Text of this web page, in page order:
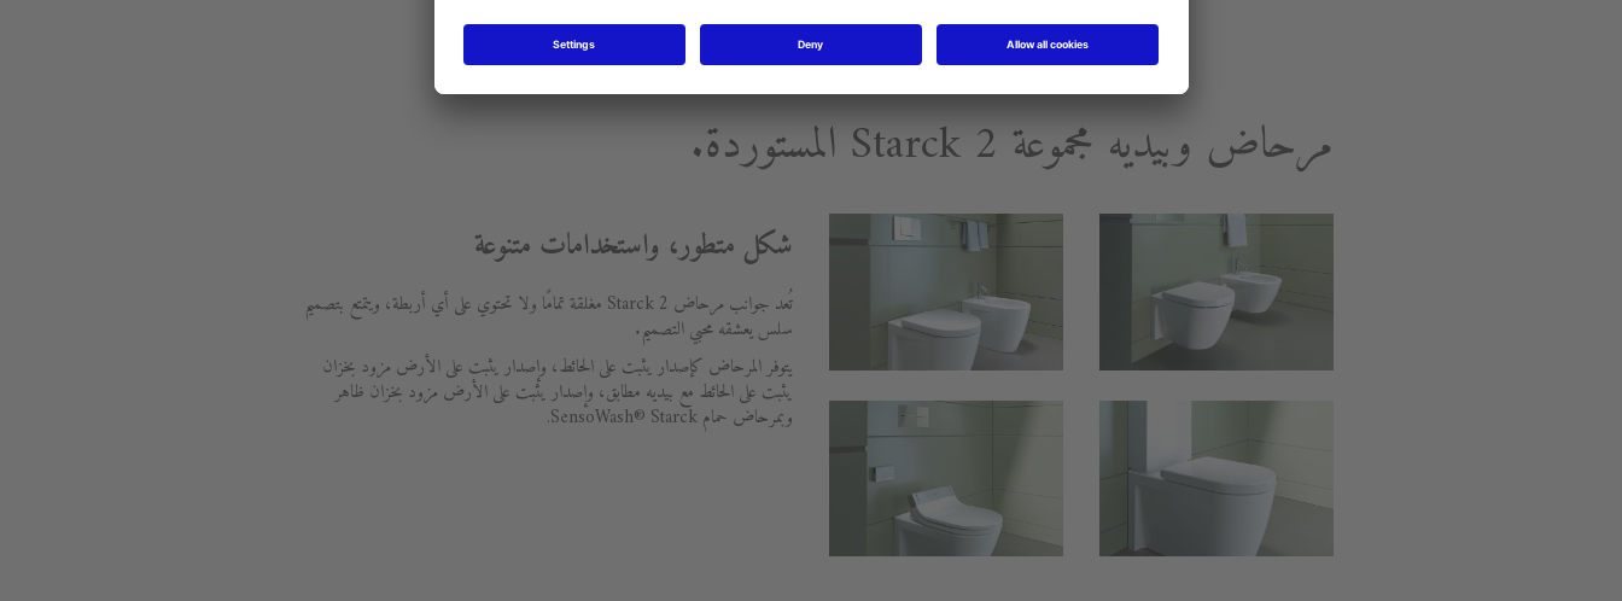
مرحاض وبيديه مجموعة Starck 2 المستوردة.
شكل متطور، واستخدامات متنوعة
تُعد جوانب مرحاض Starck 2 مغلقة تمامًا ولا تحتوي على أي أربطة، ويتمتع بتصميم
سلس يعشقه محبي التصميم.
يتوفر المرحاض كإصدار يثبت على الحائط، وإصدار يثبت على الأرض مزود بخزان
يثبت على الحائط مع بيديه مطابق، وإصدار يثبت على الأرض مزود بخزان ظاهر
وبمرحاض حمام SensoWash® Starck.